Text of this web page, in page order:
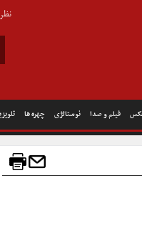
فیلم و صدا نوستالژی چهره ها